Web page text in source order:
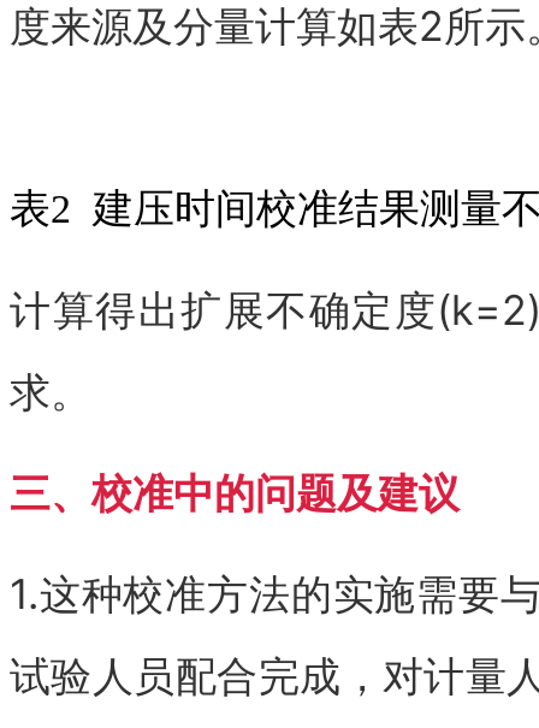
度来源及分量计算如表2所示
表2 建压时间校准结果测量
计算得出扩展不确定度
求。
三、校准中的问题及建议
1.这种校准方法的实施需要
试验人员配合完成，对计量